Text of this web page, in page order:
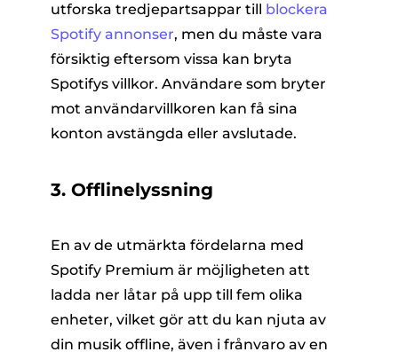
utforska tredjepartsappar till blockera
Spotify annonser, men du måste vara
försiktig eftersom vissa kan bryta
Spotifys villkor. Användare som bryter
mot användarvillkoren kan få sina
konton avstängda eller avslutade.
3. Offlinelyssning
En av de utmärkta fördelarna med
Spotify Premium är möjligheten att
ladda ner låtar på upp till fem olika
enheter, vilket gör att du kan njuta av
din musik offline, även i frånvaro av en